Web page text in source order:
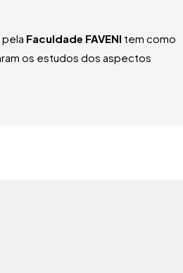
Faculdade FAVENI tem como
os estudos dos aspectos